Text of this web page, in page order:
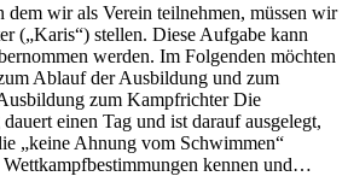
dem wir als Verein teilnehmen, müssen wir
(„Karis“) stellen. Diese Aufgabe kann
werden. Im Folgenden möchten
Ablauf der Ausbildung und zum
zum Kampfrichter Die
einen Tag und ist darauf ausgelegt,
„keine Ahnung vom Schwimmen“
kennen und…